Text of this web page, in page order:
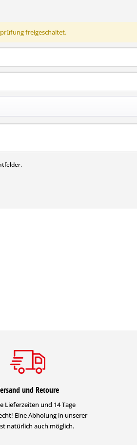
freigeschaltet.
und Retoure
Lieferzeiten und 14 Tage
Eine Abholung in unserer
natürlich auch möglich.